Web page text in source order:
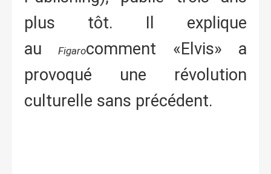
plus tôt. Il explique
auFigarocomment «Elvis» a
provoqué une révolution
culturelle sans précédent.